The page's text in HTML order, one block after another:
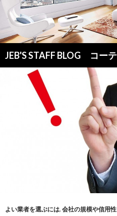
索
よい業者を選ぶには, 会社の規模や信用性